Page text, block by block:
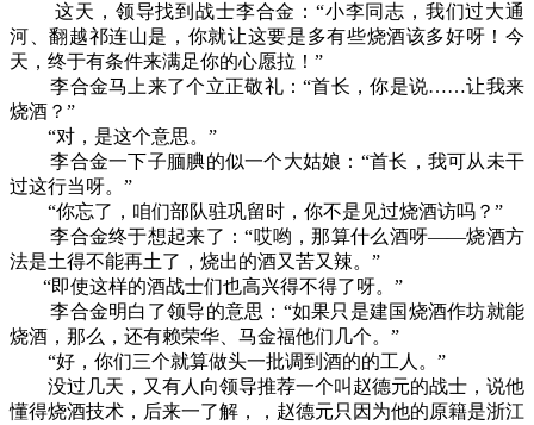
这天，领导找到战士李合金：“小李同志，我们过大通
河、翻越祁连山是，你就让这要是多有些烧酒该多好呀！今
天，终于有条件来满足你的心愿拉！”
李合金马上来了个立正敬礼：“首长，你是说……让我来
烧酒？”
“对，是这个意思。”
李合金一下子腼腆的似一个大姑娘：“首长，我可从未干
过这行当呀。”
“你忘了，咱们部队驻巩留时，你不是见过烧酒访吗？”
李合金终于想起来了：“哎哟，那算什么酒呀——烧酒方
法是土得不能再土了，烧出的酒又苦又辣。”
“即使这样的酒战士们也高兴得不得了呀。”
李合金明白了领导的意思：“如果只是建国烧酒作坊就能
烧酒，那么，还有赖荣华、马金福他们几个。”
“好，你们三个就算做头一批调到酒的的工人。”
没过几天，又有人向领导推荐一个叫赵德元的战士，说他
懂得烧酒技术，后来一了解，，赵德元只因为他的原籍是浙江